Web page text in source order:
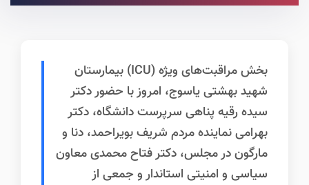
بخش مراقبت‌های ویژه (ICU) بیمارستان
شهید بهشتی یاسوج، امروز با حضور دکتر
سیده رقیه پناهی سرپرست دانشگاه، دکتر
بهرامی نماینده مردم شریف بویراحمد، دنا و
مارگون در مجلس، دکتر فتاح محمدی معاون
سیاسی و امنیتی استاندار و جمعی از